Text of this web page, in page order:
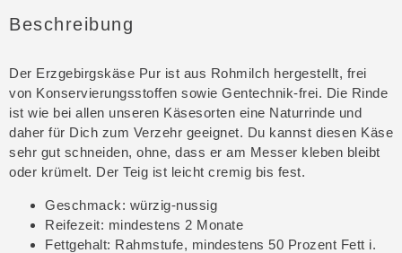
Beschreibung
Der Erzgebirgskäse Pur ist aus Rohmilch hergestellt, frei
von Konservierungsstoffen sowie Gentechnik-frei. Die Rinde
ist wie bei allen unseren Käsesorten eine Naturrinde und
daher für Dich zum Verzehr geeignet. Du kannst diesen Käse
sehr gut schneiden, ohne, dass er am Messer kleben bleibt
oder krümelt. Der Teig ist leicht cremig bis fest.
Geschmack: würzig-nussig
Reifezeit: mindestens 2 Monate
Fettgehalt: Rahmstufe, mindestens 50 Prozent Fett i.